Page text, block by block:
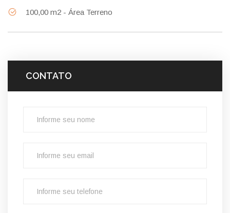
100,00 m2 - Área Terreno
CONTATO